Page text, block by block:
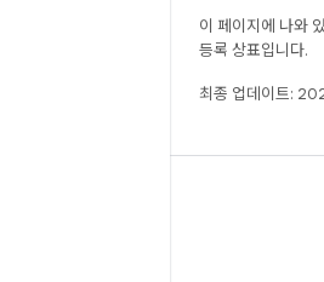
이 페이지에 나와
등록 상표입니다.
최종 업데이트: